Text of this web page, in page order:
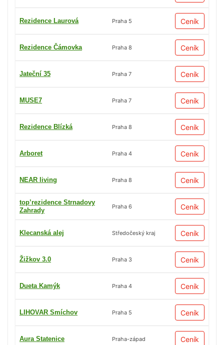
Rezidence Laurová Praha 5 Ceník
Rezidence Čámovka Praha 8 Ceník
Jateční 35 Praha 7 Ceník
MUSE7 Praha 7 Ceník
Rezidence Blízká Praha 8 Ceník
Arboret Praha 4 Ceník
NEAR living Praha 8 Ceník
top’rezidence Strnadovy
Zahrady
Praha 6 Ceník
Klecanská alej Středočeský kraj Ceník
Žižkov 3.0 Praha 3 Ceník
Dueta Kamýk Praha 4 Ceník
LIHOVAR Smíchov Praha 5 Ceník
Aura Statenice Praha-západ Ceník